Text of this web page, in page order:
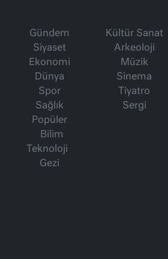
Gündem
Siyaset
Ekonomi
Dünya
Spor
Sağlık
Popüler
Bilim
Teknoloji
Gezi
Kültür Sanat
Arkeoloji
Müzik
Sinema
Tiyatro
Sergi